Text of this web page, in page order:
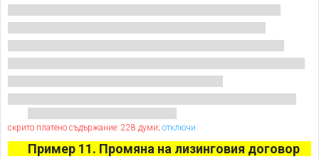
скрито платено съдържание: 228 думи; отключи
Пример 11. Промяна на лизинговия договор